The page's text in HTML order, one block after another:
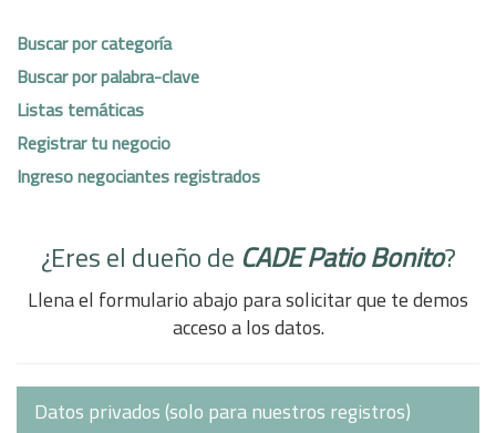
Buscar por categoría
Buscar por palabra-clave
Listas temáticas
Registrar tu negocio
Ingreso negociantes registrados
¿Eres el dueño de CADE Patio Bonito?
Llena el formulario abajo para solicitar que te demos
acceso a los datos.
Datos privados (solo para nuestros registros)